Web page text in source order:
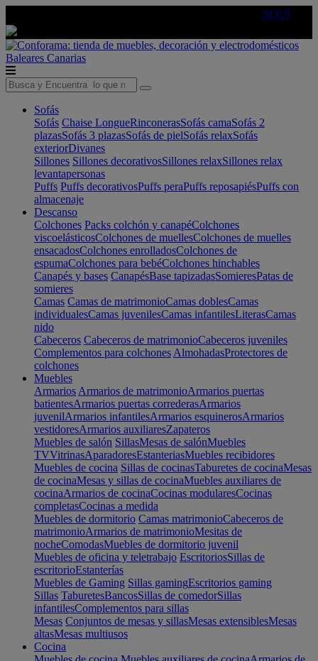
AQUÍ
Baleares Canarias
Sofás
Sofás Chaise LongueRinconerasSofás camaSofás 2
plazasSofás 3 plazasSofás de pielSofás relaxSofás
exteriorDivanes
Sillones Sillones decorativosSillones relaxSillones relax
levantapersonas
Puffs Puffs decorativosPuffs peraPuffs reposapiésPuffs con
almacenaje
Descanso
Colchones Packs colchón y canapéColchones
viscoelásticosColchones de muellesColchones de muelles
ensacadosColchones enrolladosColchones de
espumaColchones para bebéColchones hinchables
Canapés y bases CanapésBase tapizadasSomieresPatas de
somieres
Camas Camas de matrimonioCamas doblesCamas
individualesCamas juvenilesCamas infantilesLiterasCamas
nido
Cabeceros Cabeceros de matrimonioCabeceros juveniles
Complementos para colchones AlmohadasProtectores de
colchones
Muebles
Armarios Armarios de matrimonioArmarios puertas
batientesArmarios puertas correderasArmarios
juvenilArmarios infantilesArmarios esquinerosArmarios
vestidoresArmarios auxiliaresZapateros
Muebles de salón SillasMesas de salónMuebles
TVVitrinasAparadoresEstanteriasMuebles recibidores
Muebles de cocina Sillas de cocinasTaburetes de cocinaMesas
de cocinaMesas y sillas de cocinaMuebles auxiliares de
cocinaArmarios de cocinaCocinas modularesCocinas
completasCocinas a medida
Muebles de dormitorio Camas matrimonioCabeceros de
matrimonioArmarios de matrimonioMesitas de
nocheComodasMuebles de dormitorio juvenil
Muebles de oficina y teletrabajo EscritoriosSillas de
escritorioEstanterías
Muebles de Gaming Sillas gamingEscritorios gaming
Sillas TaburetesBancosSillas de comedorSillas
infantilesComplementos para sillas
Mesas Conjuntos de mesas y sillasMesas extensiblesMesas
altasMesas multiusos
Cocina